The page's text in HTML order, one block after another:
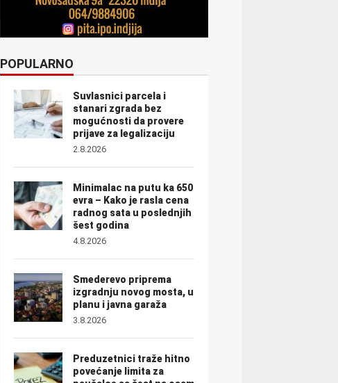
POPULARNO
Suvlasnici parcela i
stanari zgrada bez
mogućnosti da provere
prijave za legalizaciju
2.8.2026
Minimalac na putu ka 650
evra – Kako je rasla cena
radnog sata u poslednjih
šest godina
4.8.2026
Smederevo priprema
izgradnju novog mosta, u
planu i javna garaža
3.8.2026
Preduzetnici traže hitno
povećanje limita za